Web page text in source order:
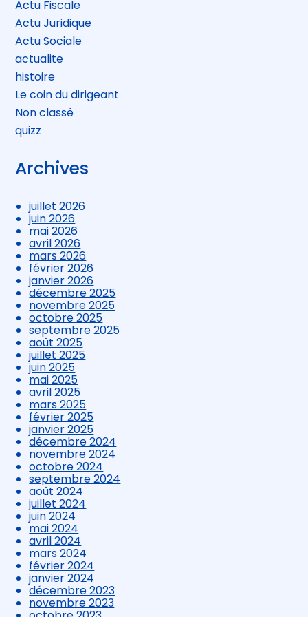
Actu Fiscale
Actu Juridique
Actu Sociale
actualite
histoire
Le coin du dirigeant
Non classé
quizz
Archives
juillet 2026
juin 2026
mai 2026
avril 2026
mars 2026
février 2026
janvier 2026
décembre 2025
novembre 2025
octobre 2025
septembre 2025
août 2025
juillet 2025
juin 2025
mai 2025
avril 2025
mars 2025
février 2025
janvier 2025
décembre 2024
novembre 2024
octobre 2024
septembre 2024
août 2024
juillet 2024
juin 2024
mai 2024
avril 2024
mars 2024
février 2024
janvier 2024
décembre 2023
novembre 2023